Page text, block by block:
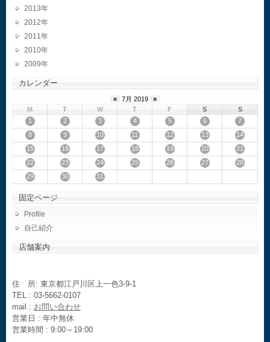
2013
2012
2011
2010
2009
カレンダー
« 7月 2019
»
M
T W T F S
S
1
2 3 4 5 6
7
8
9 10 11 12 13
14
15
16 17 18 19 20
21
22
23 24 25 26 27
28
29
30 31
固定ページ
Profile
自己紹介
店舗案内
住 所: 東京都江戸川区上一色3-9-1
TEL : 03-5662-0107
mail : お問い合わせ
営業日 : 年中無休
営業時間 : 9:00～19:00